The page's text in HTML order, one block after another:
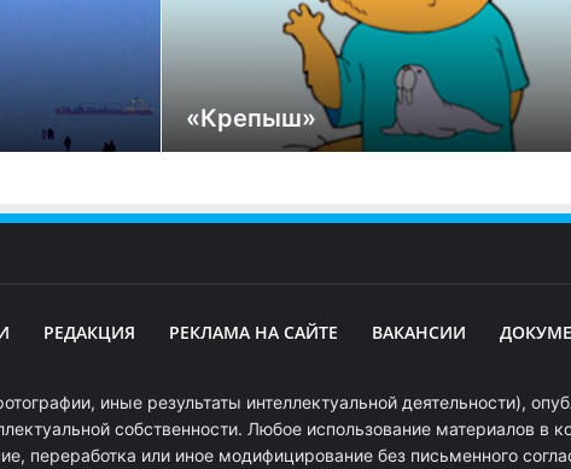
«Крепыш»
РЕДАКЦИЯ РЕКЛАМА НА САЙТЕ ВАКАНСИИ
иные результаты интеллектуальной деятельности),
собственности. Любое использование материалов
переработка или иное модифицирование без письменного